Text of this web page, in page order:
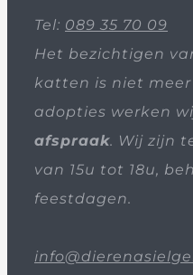
Tel: 089 35 70 09
Het bezichtigen
katten is niet meer
adopties werken
afspraak. Wij zijn
van 15u tot 18u,
feestdagen.